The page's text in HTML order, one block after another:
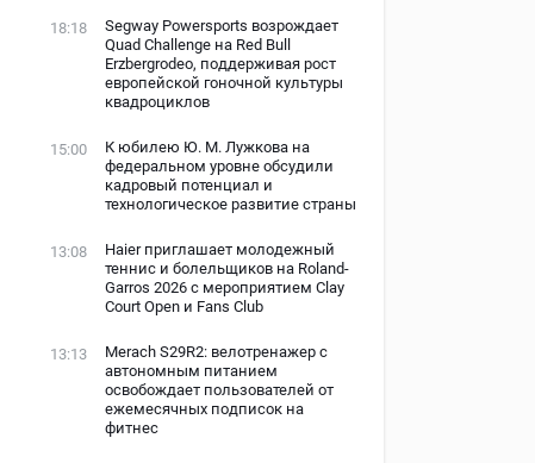
18:18
Segway Powersports возрождает
Quad Challenge на Red Bull
Erzbergrodeo, поддерживая рост
европейской гоночной культуры
квадроциклов
15:00
К юбилею Ю. М. Лужкова на
федеральном уровне обсудили
кадровый потенциал и
технологическое развитие страны
13:08
Haier приглашает молодежный
теннис и болельщиков на Roland-
Garros 2026 с мероприятием Clay
Court Open и Fans Club
13:13
Merach S29R2: велотренажер с
автономным питанием
освобождает пользователей от
ежемесячных подписок на
фитнес